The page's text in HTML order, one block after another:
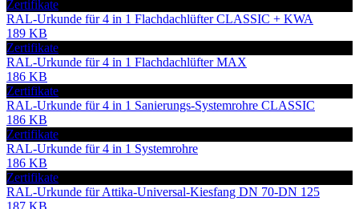
Zertifikate
RAL-Urkunde für 4 in 1 Flachdachlüfter CLASSIC + KWA
189 KB
Zertifikate
RAL-Urkunde für 4 in 1 Flachdachlüfter MAX
186 KB
Zertifikate
RAL-Urkunde für 4 in 1 Sanierungs-Systemrohre CLASSIC
186 KB
Zertifikate
RAL-Urkunde für 4 in 1 Systemrohre
186 KB
Zertifikate
RAL-Urkunde für Attika-Universal-Kiesfang DN 70-DN 125
187 KB